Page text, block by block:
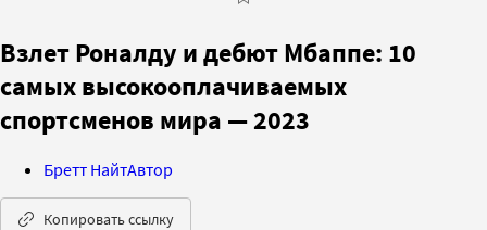
Взлет Роналду и дебют Мбаппе: 10
самых высокооплачиваемых
спортсменов мира — 2023
Бретт НайтАвтор
Копировать ссылку